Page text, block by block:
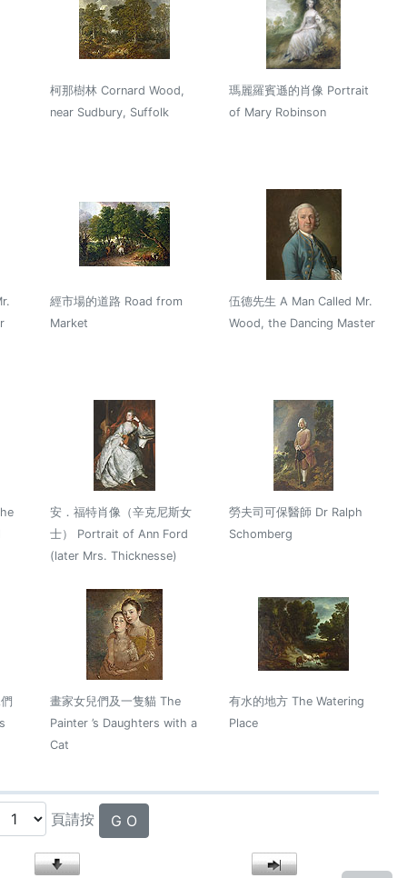
柯那樹林 Cornard Wood,
near Sudbury, Suffolk
瑪麗羅賓遜的肖像 Portrait
of Mary Robinson
經市場的道路 Road from
Market
伍德先生 A Man Called Mr.
Wood, the Dancing Master
安．福特肖像（辛克尼斯女
士） Portrait of Ann Ford
(later Mrs. Thicknesse)
勞夫司可保醫師 Dr Ralph
Schomberg
畫家女兒們及一隻貓 The
Painter ’s Daughters with a
Cat
有水的地方 The Watering
Place
頁請按 G O